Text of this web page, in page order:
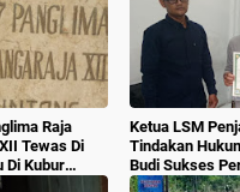
Raja
Tewas Di
Di Kubur
Ketua LSM
Tindakan
Budi Sukses